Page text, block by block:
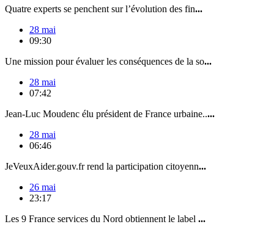
Quatre experts se penchent sur l’évolution des fin...
28 mai
09:30
Une mission pour évaluer les conséquences de la so...
28 mai
07:42
Jean-Luc Moudenc élu président de France urbaine.....
28 mai
06:46
JeVeuxAider.gouv.fr rend la participation citoyenn...
26 mai
23:17
Les 9 France services du Nord obtiennent le label ...